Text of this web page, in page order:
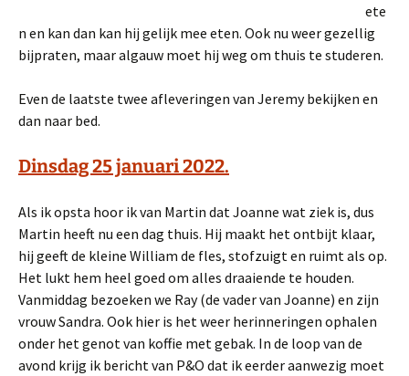
ete
n en kan dan kan hij gelijk mee eten. Ook nu weer gezellig
bijpraten, maar algauw moet hij weg om thuis te studeren.
Even de laatste twee afleveringen van Jeremy bekijken en
dan naar bed.
Dinsdag 25 januari 2022.
Als ik opsta hoor ik van Martin dat Joanne wat ziek is, dus
Martin heeft nu een dag thuis. Hij maakt het ontbijt klaar,
hij geeft de kleine William de fles, stofzuigt en ruimt als op.
Het lukt hem heel goed om alles draaiende te houden.
Vanmiddag bezoeken we Ray (de vader van Joanne) en zijn
vrouw Sandra. Ook hier is het weer herinneringen ophalen
onder het genot van koffie met gebak. In de loop van de
avond krijg ik bericht van P&O dat ik eerder aanwezig moet